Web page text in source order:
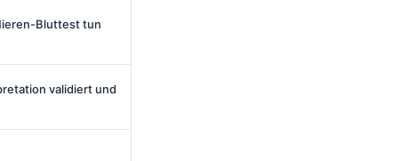
Bluttest tun
validiert und